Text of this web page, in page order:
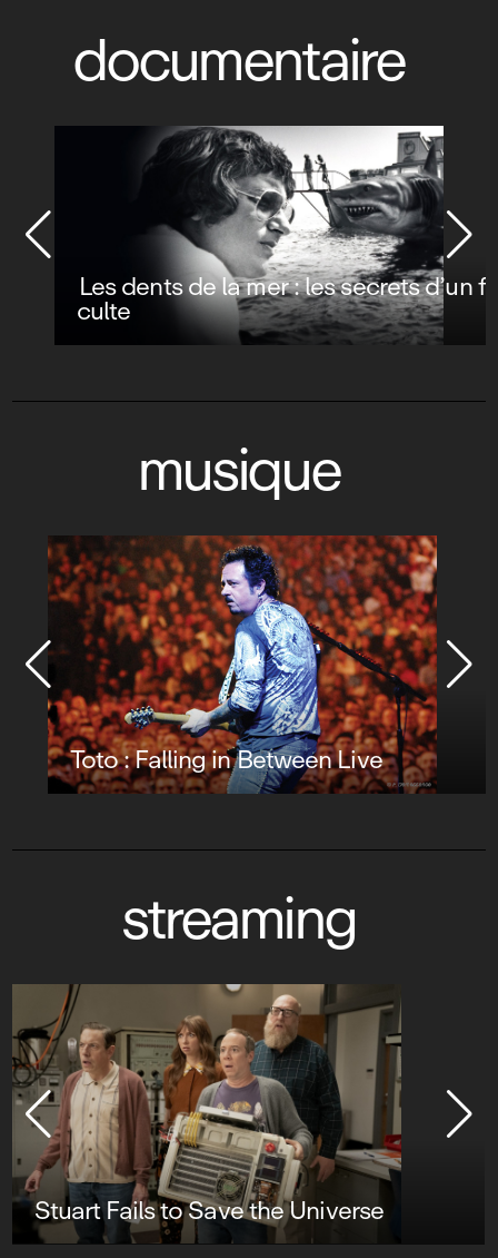
documentaire
Les dents de la mer : les secrets d’un film
culte
musique
Toto : Falling in Between Live
streaming
Stuart Fails to Save the Universe